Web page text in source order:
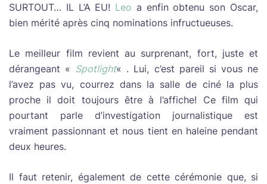
SURTOUT… IL L’A EU! Leo a enfin obtenu son Oscar,
bien mérité après cinq nominations infructueuses.
Le meilleur film revient au surprenant, fort, juste et
dérangeant « Spotlight« . Lui, c’est pareil si vous ne
l’avez pas vu, courrez dans la salle de ciné la plus
proche il doit toujours être à l’affiche! Ce film qui
pourtant parle d’investigation journalistique est
vraiment passionnant et nous tient en haleine pendant
deux heures.
Il faut retenir, également de cette cérémonie que, si